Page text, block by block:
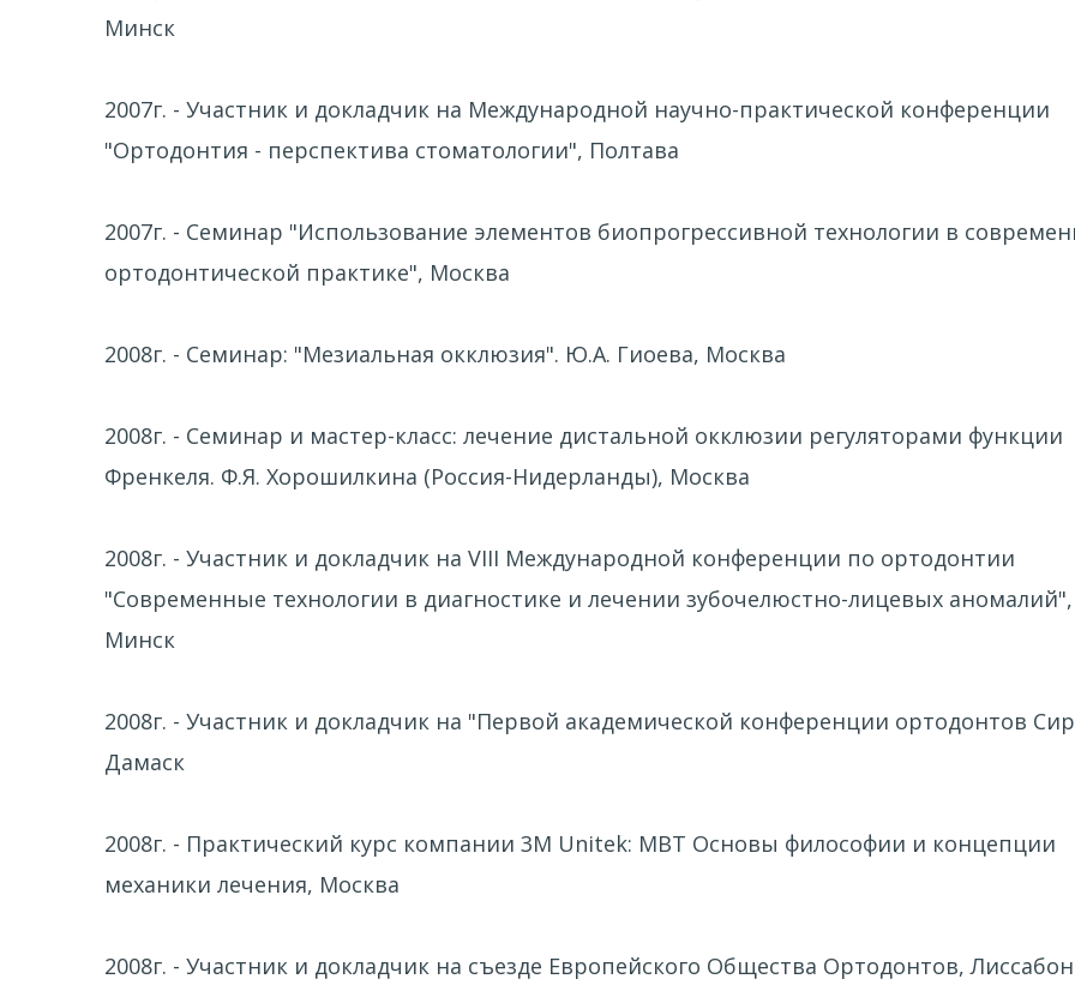
Минск
2007г. - Участник и докладчик на Международной научно-практической конференции
"Ортодонтия - перспектива стоматологии", Полтава
2007г. - Семинар "Использование элементов биопрогрессивной технологии в
ортодонтической практике", Москва
2008г. - Семинар: "Мезиальная окклюзия". Ю.А. Гиоева, Москва
2008г. - Семинар и мастер-класс: лечение дистальной окклюзии регуляторами функции
Френкеля. Ф.Я. Хорошилкина (Россия-Нидерланды), Москва
2008г. - Участник и докладчик на VIII Международной конференции по ортодонтии
"Современные технологии в диагностике и лечении зубочелюстно-лицевых аномалий",
Минск
2008г. - Участник и докладчик на "Первой академической конференции ортодонтов
Дамаск
2008г. - Практический курс компании 3М Unitek: МВТ Основы философии и концепции
механики лечения, Москва
2008г. - Участник и докладчик на съезде Европейского Общества Ортодонтов, Лиссабон